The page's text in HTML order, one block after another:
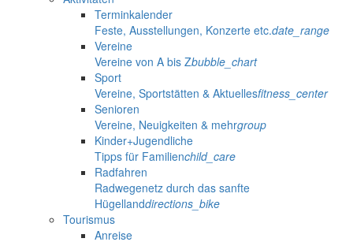
Terminkalender
Feste, Ausstellungen, Konzerte etc.date_range
Vereine
Vereine von A bis Zbubble_chart
Sport
Vereine, Sportstätten & Aktuellesfitness_center
Senioren
Vereine, Neuigkeiten & mehrgroup
Kinder+Jugendliche
Tipps für Familienchild_care
Radfahren
Radwegenetz durch das sanfte
Hügellanddirections_bike
Tourismus
Anreise